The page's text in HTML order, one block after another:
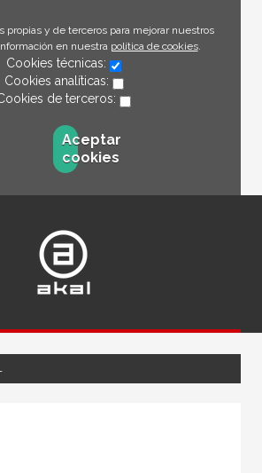
propias y de terceros para mejorar nuestros
en nuestra política de cookies.
Cookies técnicas:
Cookies analíticas:
de terceros:
Aceptar
cookies